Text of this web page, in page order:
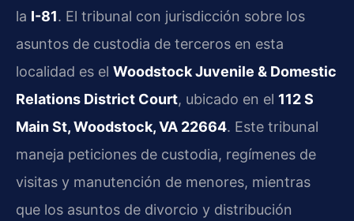
la I-81. El tribunal con jurisdicción sobre los
asuntos de custodia de terceros en esta
localidad es el Woodstock Juvenile & Domestic
Relations District Court, ubicado en el 112 S
Main St, Woodstock, VA 22664. Este tribunal
maneja peticiones de custodia, regímenes de
visitas y manutención de menores, mientras
que los asuntos de divorcio y distribución